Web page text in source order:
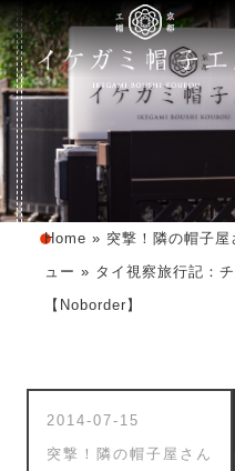
Home » 突撃！隣の帽子
ュー » タイ視察旅行記：
【Noborder】
2014-07-15
突撃！隣の帽子屋さん